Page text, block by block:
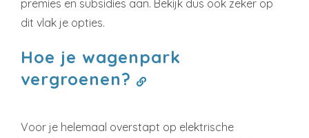
premies en subsidies aan. Bekijk dus ook zeker op
dit vlak je opties.
Hoe je wagenpark
vergroenen?
Voor je helemaal overstapt op elektrische